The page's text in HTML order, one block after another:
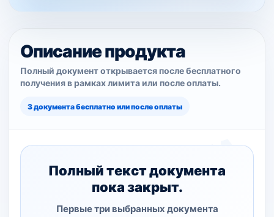
Описание продукта
Полный документ открывается после бесплатного
получения в рамках лимита или после оплаты.
3 документа бесплатно или после оплаты
Полный текст документа
пока закрыт.
Первые три выбранных документа